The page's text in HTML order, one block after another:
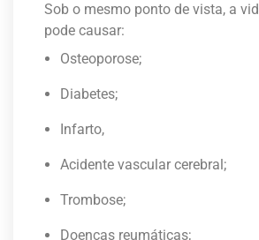
Sob o mesmo ponto de vista, a
pode causar:
Osteoporose;
Diabetes;
Infarto,
Acidente vascular cerebral;
Trombose;
Doenças reumáticas;